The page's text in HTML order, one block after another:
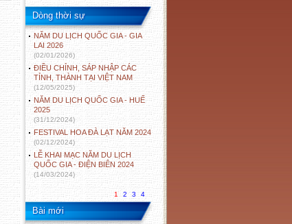
Dòng thời sự
NĂM DU LỊCH QUỐC GIA - GIA
LAI 2026
(02/01/2026)
ĐIỀU CHỈNH, SÁP NHẬP CÁC
TỈNH, THÀNH TẠI VIỆT NAM
(12/05/2025)
NĂM DU LỊCH QUỐC GIA - HUẾ
2025
(31/12/2024)
FESTIVAL HOA ĐÀ LẠT NĂM 2024
(02/12/2024)
LỄ KHAI MẠC NĂM DU LỊCH
QUỐC GIA - ĐIỆN BIÊN 2024
(14/03/2024)
1 2 3 4
Bài mới